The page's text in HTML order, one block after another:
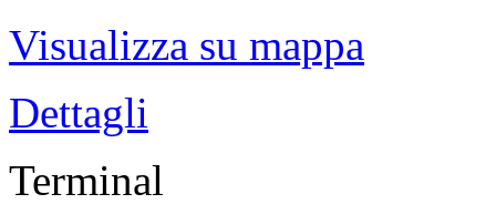
Visualizza su mappa
Dettagli
Terminal